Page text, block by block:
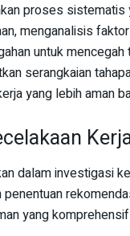
proses sistematis
menganalisis
untuk
serangkaian
yang lebih aman
dalam investigasi
yang